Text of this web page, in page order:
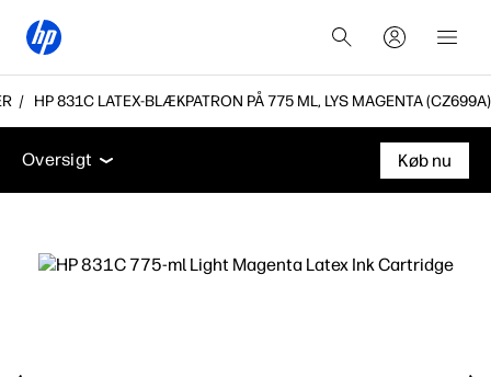
HP 831C LATEX-BLÆKPATRON PÅ 775 ML, LYS MAGENTA (CZ699A)
Oversigt
Support
Oversigt
Support
Køb nu